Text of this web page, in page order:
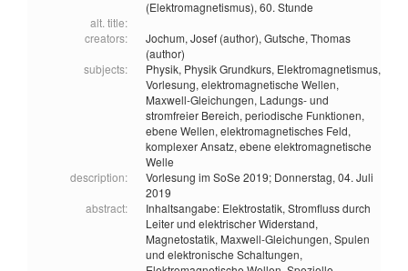
(Elektromagnetismus), 60. Stunde
alt. title:
creators:
Jochum, Josef (author), Gutsche, Thomas
(author)
subjects:
Physik, Physik Grundkurs, Elektromagnetismus,
Vorlesung, elektromagnetische Wellen,
Maxwell-Gleichungen, Ladungs- und
stromfreier Bereich, periodische Funktionen,
ebene Wellen, elektromagnetisches Feld,
komplexer Ansatz, ebene elektromagnetische
Welle
description:
Vorlesung im SoSe 2019; Donnerstag, 04. Juli
2019
abstract:
Inhaltsangabe: Elektrostatik, Stromfluss durch
Leiter und elektrischer Widerstand,
Magnetostatik, Maxwell-Gleichungen, Spulen
und elektronische Schaltungen,